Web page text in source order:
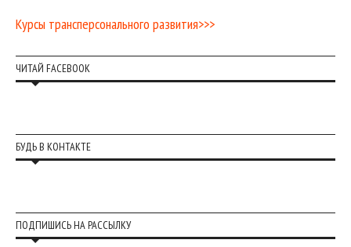
Курсы трансперсонального развития>>>
ЧИТАЙ FACEBOOK
БУДЬ В КОНТАКТЕ
ПОДПИШИСЬ НА РАССЫЛКУ